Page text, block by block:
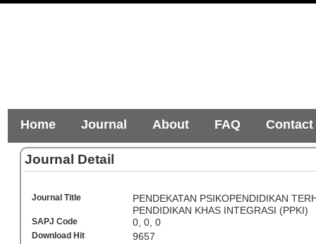
Home Journal About FAQ Contact
Journal Detail
Journal Title
PENDEKATAN PSIKOPENDIDIKAN
PENDIDIKAN KHAS INTEGRASI (PPKI)
SAPJ Code 0, 0, 0
Download Hit 9657